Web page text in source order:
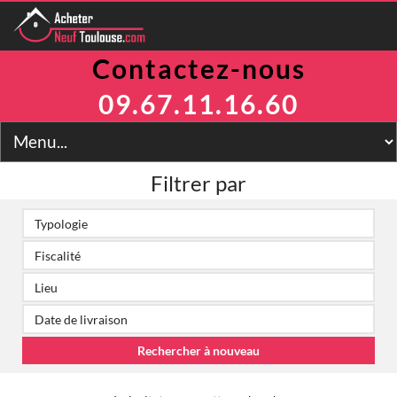
BRS
LMNP
Toulouse
Financement
Simulateur
Prix m2
Contact
Contactez-nous
09.67.11.16.60
Filtrer par